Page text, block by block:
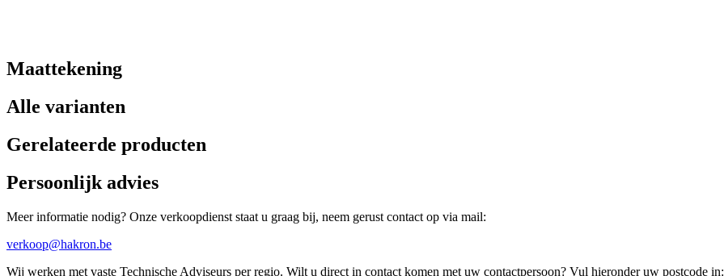
Maattekening
Alle varianten
Gerelateerde producten
Persoonlijk advies
Meer informatie nodig? Onze verkoopdienst staat u graag bij, neem gerust contact op via mail:
verkoop@hakron.be
Wij werken met vaste Technische Adviseurs per regio. Wilt u direct in contact komen met uw contactpersoon? Vul hieronder uw postcode in: